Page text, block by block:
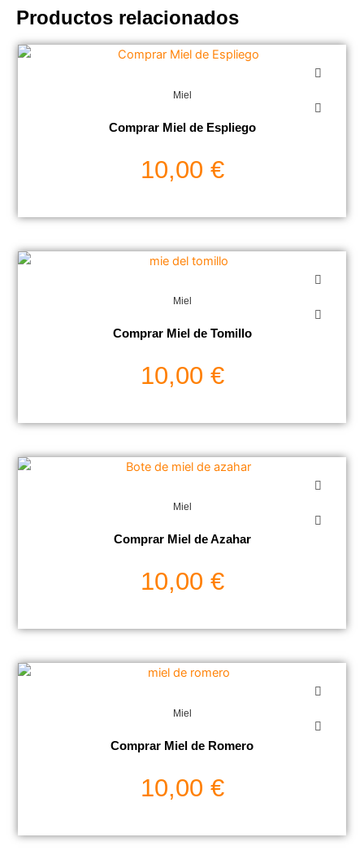
Productos relacionados
Miel
Comprar Miel de Espliego
10,00 €
Miel
Comprar Miel de Tomillo
10,00 €
Miel
Comprar Miel de Azahar
10,00 €
Miel
Comprar Miel de Romero
10,00 €